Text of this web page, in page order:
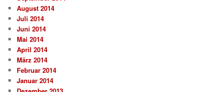
August 2014
Juli 2014
Juni 2014
Mai 2014
April 2014
März 2014
Februar 2014
Januar 2014